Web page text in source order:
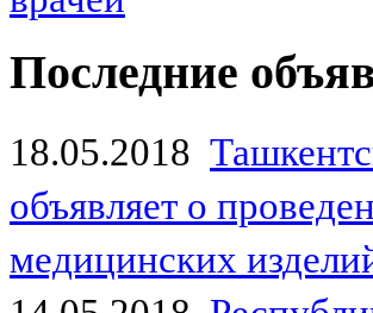
Последние
18.05.2018
объявляет о
медицинских